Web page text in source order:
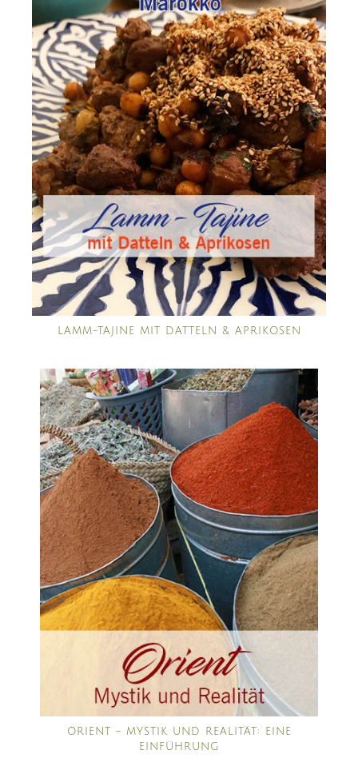
LAMM-TAJINE MIT DATTELN & APRIKOSEN
ORIENT – MYSTIK UND REALITÄT: EINE
EINFÜHRUNG